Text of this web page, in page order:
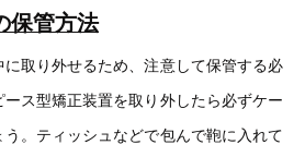
保管方法
取り外せるため、注意して保管する必
ス型矯正装置を取り外したら必ずケー
。ティッシュなどで包んで鞄に入れて